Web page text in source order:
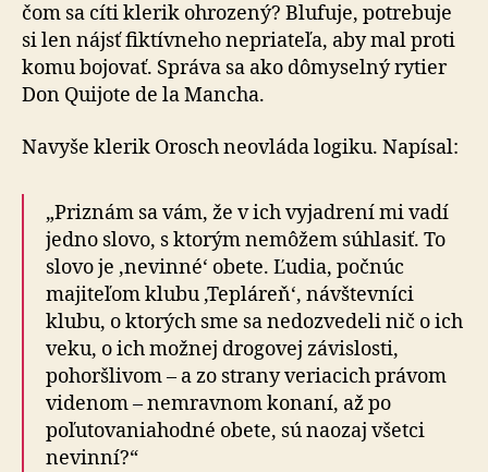
čom sa cíti klerik ohrozený? Blufuje, potrebuje
si len nájsť fiktívneho nepriateľa, aby mal proti
komu bojovať. Správa sa ako dômyselný rytier
Don Quijote de la Mancha.
Navyše klerik Orosch neovláda logiku. Napísal:
„Priznám sa vám, že v ich vyjadrení mi vadí
jedno slovo, s ktorým nemôžem súhlasiť. To
slovo je ‚nevinné‘ obete. Ľudia, počnúc
majiteľom klubu ‚Tepláreň‘, návštevníci
klubu, o ktorých sme sa nedozvedeli nič o ich
veku, o ich možnej drogovej závislosti,
pohoršlivom – a zo strany veriacich právom
videnom – nemravnom konaní, až po
poľutovaniahodné obete, sú naozaj všetci
nevinní?“